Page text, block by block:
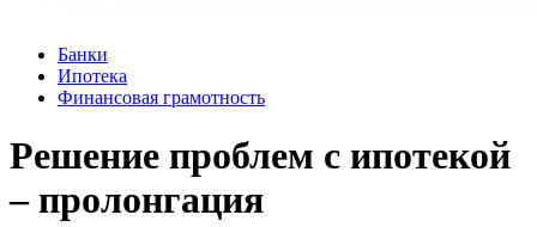
Банки
Ипотека
Финансовая грамотность
Решение проблем с ипотекой
– пролонгация